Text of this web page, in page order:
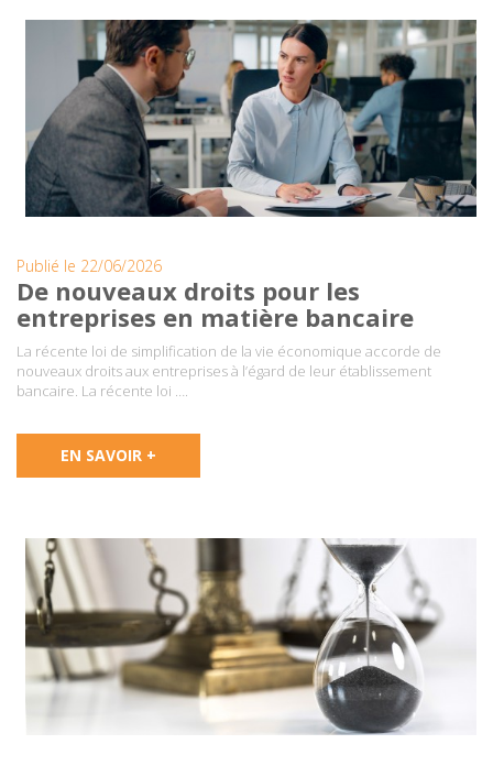
Publié le 22/06/2026
De nouveaux droits pour les
entreprises en matière bancaire
La récente loi de simplification de la vie économique accorde de
nouveaux droits aux entreprises à l’égard de leur établissement
bancaire. La récente loi ….
EN SAVOIR +